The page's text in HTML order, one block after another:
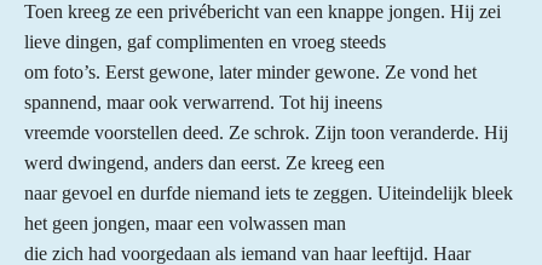
Toen kreeg ze een privébericht van een knappe jongen. Hij zei
lieve dingen, gaf complimenten en vroeg steeds
om foto’s. Eerst gewone, later minder gewone. Ze vond het
spannend, maar ook verwarrend. Tot hij ineens
vreemde voorstellen deed. Ze schrok. Zijn toon veranderde. Hij
werd dwingend, anders dan eerst. Ze kreeg een
naar gevoel en durfde niemand iets te zeggen. Uiteindelijk bleek
het geen jongen, maar een volwassen man
die zich had voorgedaan als iemand van haar leeftijd. Haar